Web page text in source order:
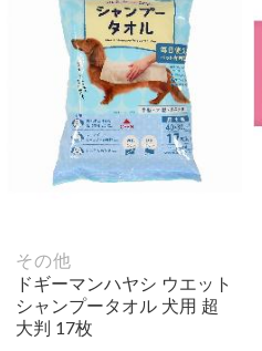
その他
ドギーマンハヤシ ウエット
シャンプータオル 犬用 超
大判 17枚